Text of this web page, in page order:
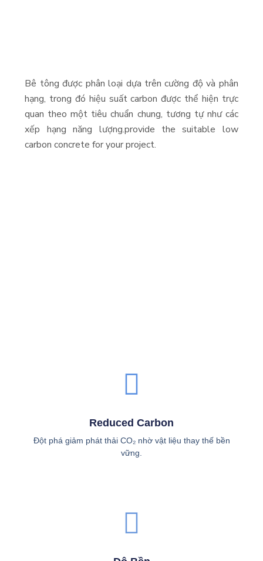
Bê tông được phân loại dựa trên cường độ và phân
hạng, trong đó hiệu suất carbon được thể hiện trực
quan theo một tiêu chuẩn chung, tương tự như các
xếp hạng năng lượng.provide the suitable low
carbon concrete for your project.
Reduced Carbon
Đột phá giảm phát thải CO₂ nhờ vật liệu thay thế bền
vững.